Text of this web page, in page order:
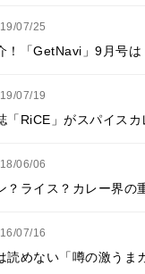
07/25
！「GetNavi」9月号
07/19
「RiCE」がスパイス
06/06
？ライス？カレー界の
07/16
読めない「噂の激うま